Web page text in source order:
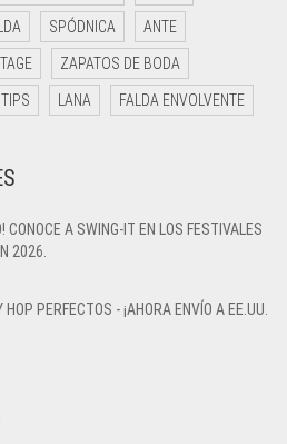
SPÓDNICA ANTE
ZAPATOS DE BODA
LANA FALDA ENVOLVENTE
CONOCE A SWING-IT EN LOS FESTIVALES
2026.
PERFECTOS - ¡AHORA ENVÍO A EE.UU.